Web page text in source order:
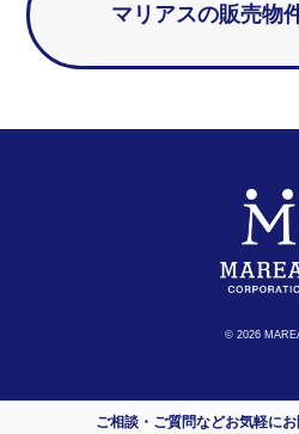
マリアスの販売物
ご相談・ご質問などお気軽にお
© 2026